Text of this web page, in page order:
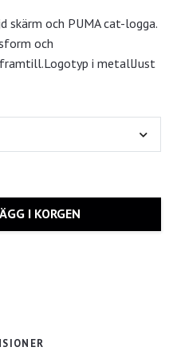
skärm och PUMA cat-logga.
och
i metallJust
I KORGEN